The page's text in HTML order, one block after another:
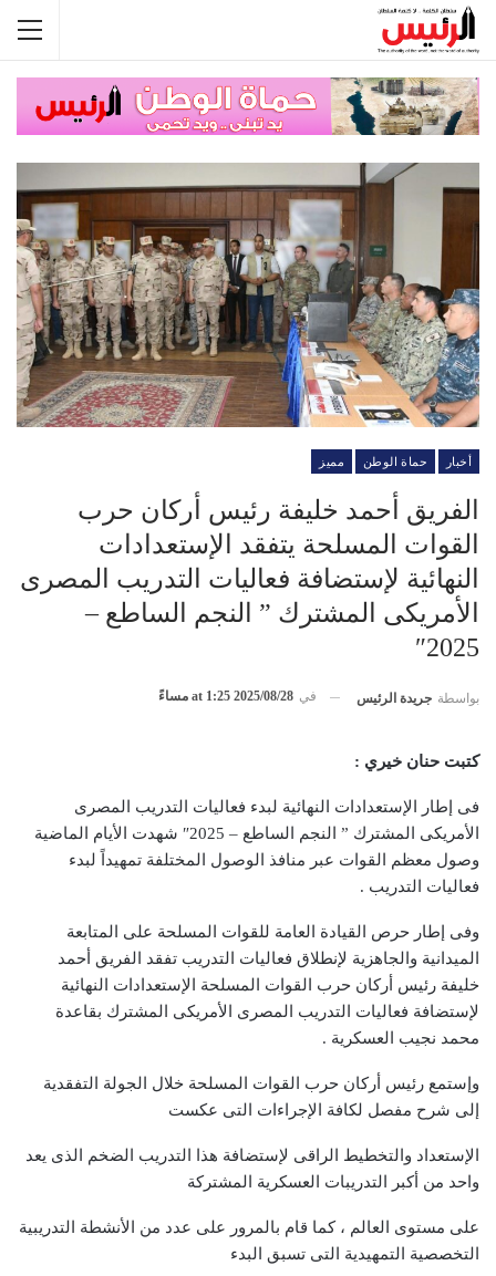
أخبار حماة الوطن مميز
الفريق أحمد خليفة رئيس أركان حرب
القوات المسلحة يتفقد الإستعدادات
النهائية لإستضافة فعاليات التدريب المصرى
الأمريكى المشترك ” النجم الساطع –
2025″
بواسطة جريدة الرئيس في 2025/08/28 at 1:25 مساءً
كتبت حنان خيري :
فى إطار الإستعدادات النهائية لبدء فعاليات التدريب المصرى
الأمريكى المشترك ” النجم الساطع – 2025″ شهدت الأيام الماضية
وصول معظم القوات عبر منافذ الوصول المختلفة تمهيداً لبدء
فعاليات التدريب .
وفى إطار حرص القيادة العامة للقوات المسلحة على المتابعة
الميدانية والجاهزية لإنطلاق فعاليات التدريب تفقد الفريق أحمد
خليفة رئيس أركان حرب القوات المسلحة الإستعدادات النهائية
لإستضافة فعاليات التدريب المصرى الأمريكى المشترك بقاعدة
محمد نجيب العسكرية .
وإستمع رئيس أركان حرب القوات المسلحة خلال الجولة التفقدية
إلى شرح مفصل لكافة الإجراءات التى عكست
الإستعداد والتخطيط الراقى لإستضافة هذا التدريب الضخم الذى يعد
واحد من أكبر التدريبات العسكرية المشتركة
على مستوى العالم ، كما قام بالمرور على عدد من الأنشطة التدريبية
التخصصية التمهيدية التى تسبق البدء